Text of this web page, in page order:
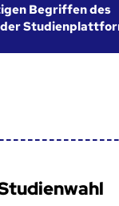
Begriffen des
der